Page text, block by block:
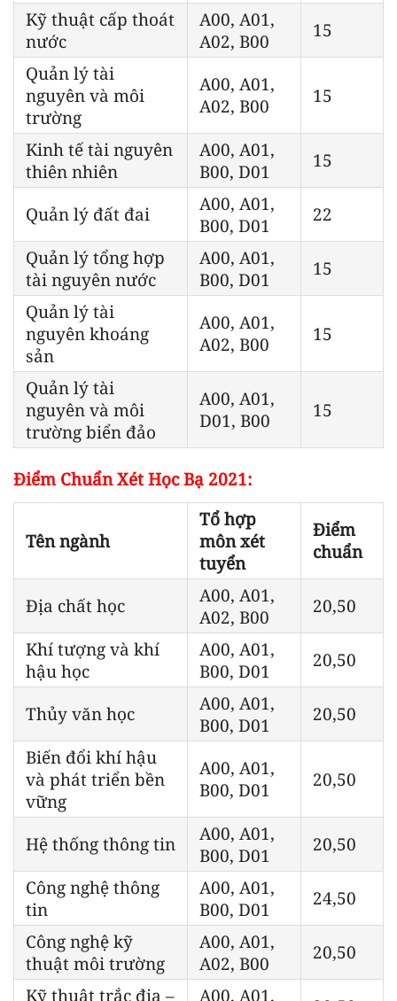
Kỹ thuật cấp thoát
nước
A00, A01,
A02, B00
15
Quản lý tài
nguyên và môi
trường
A00, A01,
A02, B00
15
Kinh tế tài nguyên
thiên nhiên
A00, A01,
B00, D01
15
Quản lý đất đai
A00, A01,
B00, D01
22
Quản lý tổng hợp
tài nguyên nước
A00, A01,
B00, D01
15
Quản lý tài
nguyên khoáng
sản
A00, A01,
A02, B00
15
Quản lý tài
nguyên và môi
trường biển đảo
A00, A01,
D01, B00
15
Điểm Chuẩn Xét Học Bạ 2021:
Tên ngành
Tổ hợp
môn xét
tuyển
Điểm
chuẩn
Địa chất học
A00, A01,
A02, B00
20,50
Khí tượng và khí
hậu học
A00, A01,
B00, D01
20,50
Thủy văn học
A00, A01,
B00, D01
20,50
Biến đổi khí hậu
và phát triển bền
vững
A00, A01,
B00, D01
20,50
Hệ thống thông tin
A00, A01,
B00, D01
20,50
Công nghệ thông
tin
A00, A01,
B00, D01
24,50
Công nghệ kỹ
thuật môi trường
A00, A01,
A02, B00
20,50
Kỹ thuật trắc địa –
A00, A01,